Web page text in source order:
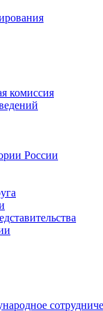
комиссия
России